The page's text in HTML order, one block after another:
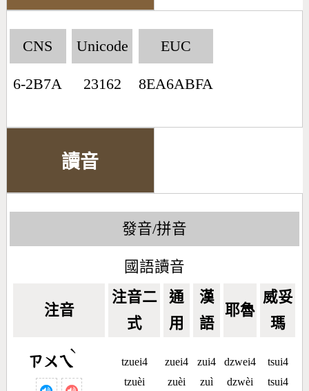
CNS
6-2B7A
Unicode
23162
EUC
8EA6ABFA
讀音
發音/拼音
國語讀音
注音
注音二
式
通
用
漢
語
耶魯
威妥
瑪
ㄗㄨㄟ
ˋ
tzuei4
tzuèi
zuei4
zuèi
zui4
zuì
dzwei4
dzwèi
tsui4
tsui4